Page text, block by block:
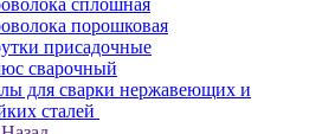
сплошная
порошковая
присадочные
сварочный
для сварки нержавеющих и
сталей